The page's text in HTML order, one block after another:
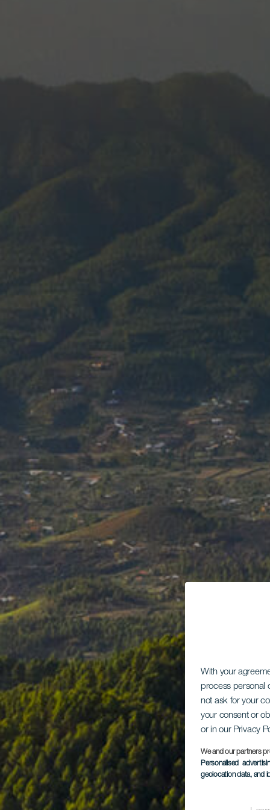
With your
process personal
not ask for your
your consent or
or in our Privacy
We and our partners
Personalised
geolocation data, and